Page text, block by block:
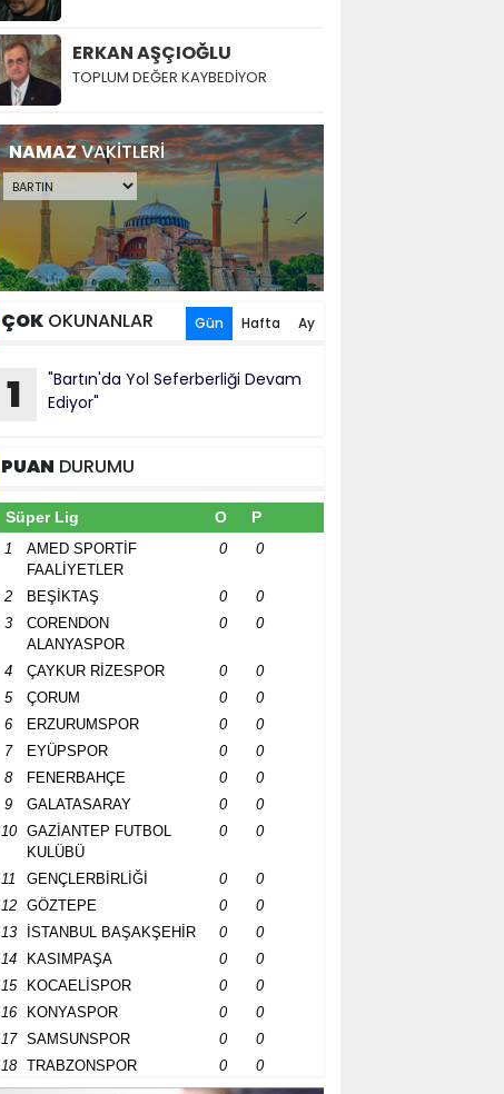
ERKAN AŞÇIOĞLU
TOPLUM DEĞER KAYBEDİYOR
NAMAZVAKİTLERİ
ÇOK OKUNANLAR Gün Hafta Ay
1
"Bartın'da Yol Seferberliği Devam
Ediyor"
PUAN DURUMU
Süper Lig O P
1
AMED SPORTİF
FAALİYETLER
0 0
2 BEŞİKTAŞ 0
0
3
CORENDON
ALANYASPOR
0 0
4 ÇAYKUR RİZESPOR 0
0
5
ÇORUM 0
0
6
ERZURUMSPOR 0
0
7
EYÜPSPOR 0
0
8
FENERBAHÇE 0
0
9
GALATASARAY 0
0
10
GAZİANTEP FUTBOL
KULÜBÜ
0 0
11 GENÇLERBİRLİĞİ 0
0
12
GÖZTEPE 0
0
13
İSTANBUL BAŞAKŞEHİR 0
0
14
KASIMPAŞA 0
0
15
KOCAELİSPOR 0
0
16
KONYASPOR 0
0
17
SAMSUNSPOR 0
0
18
TRABZONSPOR 0 0